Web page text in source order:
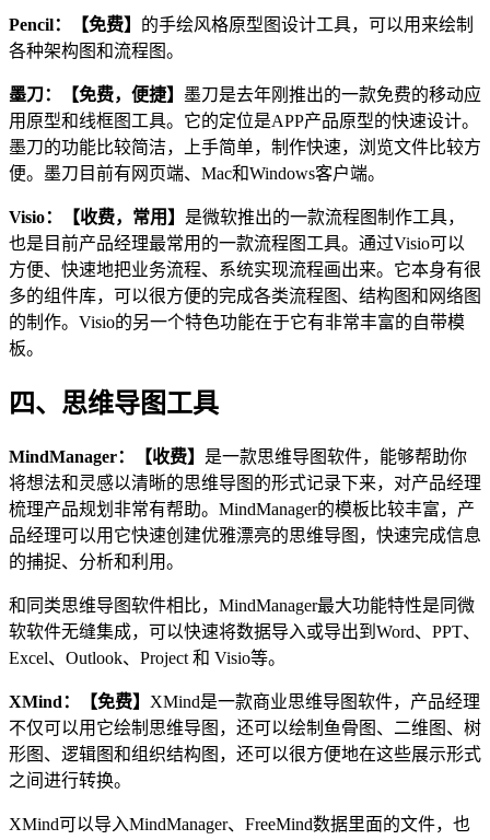
Pencil：【免费】 的手绘风格原型图设计工具，可以用来绘制
各种架构图和流程图。
墨刀：【免费，便捷】 墨刀是去年刚推出的一款免费的移动应
用原型和线框图工具。它的定位是APP产品原型的快速设计。
墨刀的功能比较简洁，上手简单，制作快速，浏览文件比较方
便。墨刀目前有网页端、Mac和Windows客户端。
Visio：【收费，常用】 是微软推出的一款流程图制作工具，
也是目前产品经理最常用的一款流程图工具。通过Visio可以
方便、快速地把业务流程、系统实现流程画出来。它本身有很
多的组件库，可以很方便的完成各类流程图、结构图和网络图
的制作。Visio的另一个特色功能在于它有非常丰富的自带模
板。
四、思维导图工具
MindManager：【收费】 是一款思维导图软件，能够帮助你
将想法和灵感以清晰的思维导图的形式记录下来，对产品经理
梳理产品规划非常有帮助。MindManager的模板比较丰富，产
品经理可以用它快速创建优雅漂亮的思维导图，快速完成信息
的捕捉、分析和利用。
和同类思维导图软件相比，MindManager最大功能特性是同微
软软件无缝集成，可以快速将数据导入或导出到Word、PPT、
Excel、Outlook、Project 和 Visio等。
XMind：【免费】 XMind是一款商业思维导图软件，产品经理
不仅可以用它绘制思维导图，还可以绘制鱼骨图、二维图、树
形图、逻辑图和组织结构图，还可以很方便地在这些展示形式
之间进行转换。
XMind可以导入MindManager、FreeMind数据里面的文件，也